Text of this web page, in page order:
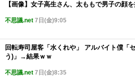
【画像】女子高生さん、太ももで男子の顔
不思議.net 7日(金)9:05
回転寿司屋客「水くれや」 アルバイト僕「
う)」→結果ｗｗ
不思議.net 7日(金)8:35